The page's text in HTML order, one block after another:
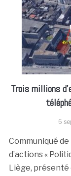
Trois millions
6
Communiqué
d’actions «
Liège, présenté